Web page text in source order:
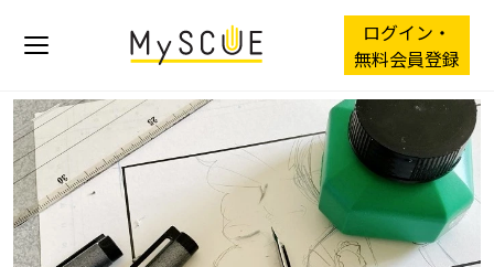
ログイン・
無料会員登録